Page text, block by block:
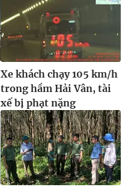
Xe khách chạy 105 km/h
trong hầm Hải Vân, tài
xế bị phạt nặng